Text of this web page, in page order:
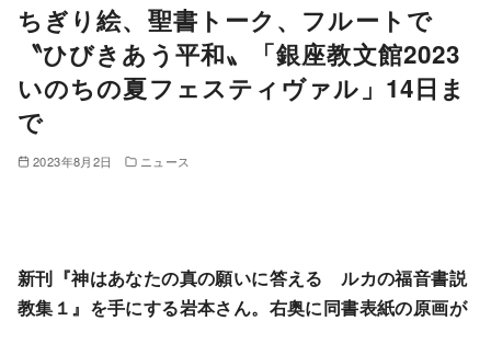
ちぎり絵、聖書トーク、フルートで
〝ひびきあう平和〟「銀座教文館2023
いのちの夏フェスティヴァル」14日ま
で
2023年8月2日 ニュース
新刊『神はあなたの真の願いに答える ルカの福音書説
教集１』を手にする岩本さん。右奥に同書表紙の原画が